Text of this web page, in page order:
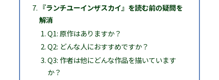
『ランチユーインザスカイ』を読む前の疑問を
解消
Q1: 原作はありますか？
Q2: どんな人におすすめですか？
Q3: 作者は他にどんな作品を描いています
か？